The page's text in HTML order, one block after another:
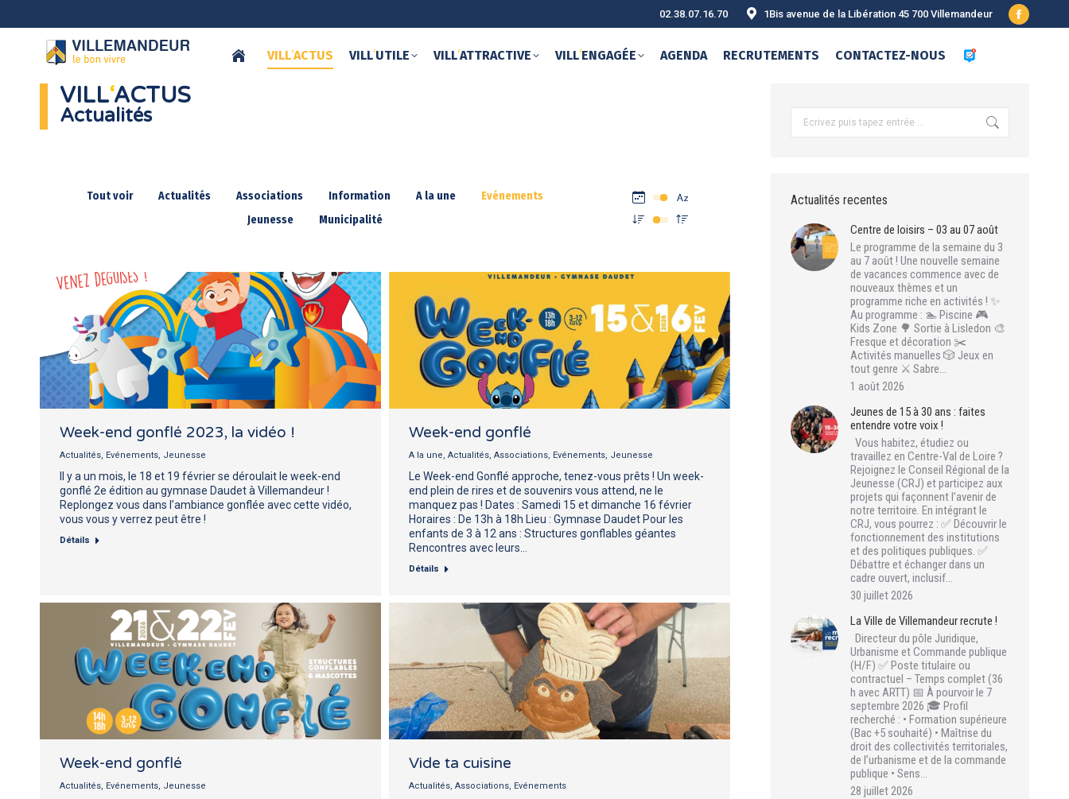
02.38.07.16.70 1Bis avenue de la Libération 45 700 Villemandeur
Facebook
VILL‘ACTUS VILL‘UTILE VILL‘ATTRACTIVE VILL‘ENGAGÉE AGENDA RECRUTEMENTS CONTACTEZ-NOUS
VILL‘ACTUS
Actualités
Tout voir Actualités Associations Information A la une
Evénements
Jeunesse
Municipalité
Week-end gonflé 2023, la vidéo !
Actualités Evénements Jeunesse
Il y a un mois, le 18 et 19 février se déroulait le week-end
gonflé 2e édition au gymnase Daudet à Villemandeur !
Replongez vous dans l’ambiance gonflée avec cette vidéo,
vous vous y verrez peut être !
Détails
Week-end gonflé
A la une Actualités Associations Evénements Jeunesse
Le Week-end Gonflé approche, tenez-vous prêts ! Un week-
end plein de rires et de souvenirs vous attend, ne le
manquez pas ! Dates : Samedi 15 et dimanche 16 février
Horaires : De 13h à 18h Lieu : Gymnase Daudet Pour les
enfants de 3 à 12 ans : Structures gonflables géantes
Rencontres avec leurs…
Détails
Week-end gonflé
Actualités Evénements Jeunesse
Vide ta cuisine
Actualités Associations Evénements
Actualités recentes
Centre de loisirs – 03 au 07 août
Le programme de la semaine du 3
au 7 août ! Une nouvelle semaine
de vacances commence avec de
nouveaux thèmes et un
programme riche en activités ! ✨
Au programme : 🏊 Piscine 🎮
Kids Zone 🌳 Sortie à Lisledon 🎨
Fresque et décoration ✂️
Activités manuelles 🎲 Jeux en
tout genre ⚔️ Sabre…
1 août 2026
Jeunes de 15 à 30 ans : faites
entendre votre voix !
Vous habitez, étudiez ou
travaillez en Centre-Val de Loire ?
Rejoignez le Conseil Régional de la
Jeunesse (CRJ) et participez aux
projets qui façonnent l’avenir de
notre territoire. En intégrant le
CRJ, vous pourrez : ✅ Découvrir le
fonctionnement des institutions
et des politiques publiques. ✅
Débattre et échanger dans un
cadre ouvert, inclusif…
30 juillet 2026
La Ville de Villemandeur recrute !
Directeur du pôle Juridique,
Urbanisme et Commande publique
(H/F) ✅ Poste titulaire ou
contractuel – Temps complet (36
h avec ARTT) 📅 À pourvoir le 7
septembre 2026 🎓 Profil
recherché : • Formation supérieure
(Bac +5 souhaité) • Maîtrise du
droit des collectivités territoriales,
de l’urbanisme et de la commande
publique • Sens…
28 juillet 2026